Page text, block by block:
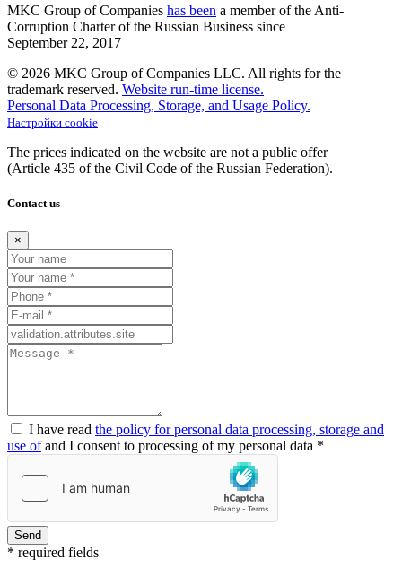
MKC Group of Companies has been a member of the Anti-
Corruption Charter of the Russian Business since
September 22, 2017
© 2026 MKC Group of Companies LLC. All rights for the
trademark reserved. Website run-time license.
Personal Data Processing, Storage, and Usage Policy.
Настройки cookie
The prices indicated on the website are not a public offer
(Article 435 of the Civil Code of the Russian Federation).
Contact us
×
I have read the policy for personal data processing, storage and
use ofand I consent to processing of my personal data *
Send
* required fields